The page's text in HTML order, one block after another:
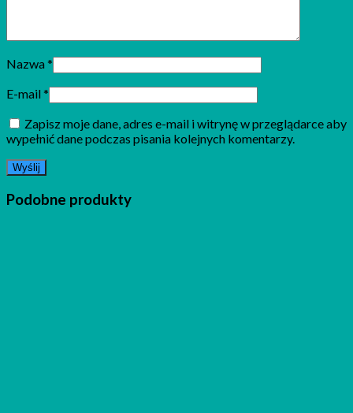
Nazwa*
E-mail*
Zapisz moje dane, adres e-mail i witrynę w przeglądarce aby
wypełnić dane podczas pisania kolejnych komentarzy.
Podobne produkty